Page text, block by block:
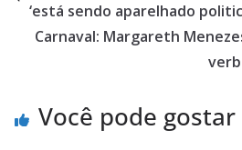
‘está sendo aparelhado
Carnaval: Margareth
Você pode